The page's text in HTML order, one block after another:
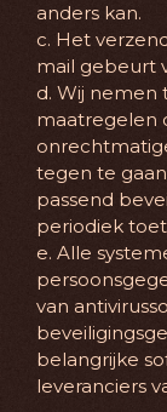
anders kan.
c. Het
mail gebeurt
d. Wij nemen
maatregelen
tegen te
passend
periodiek
e. Alle
van
belangrijke
leveranciers